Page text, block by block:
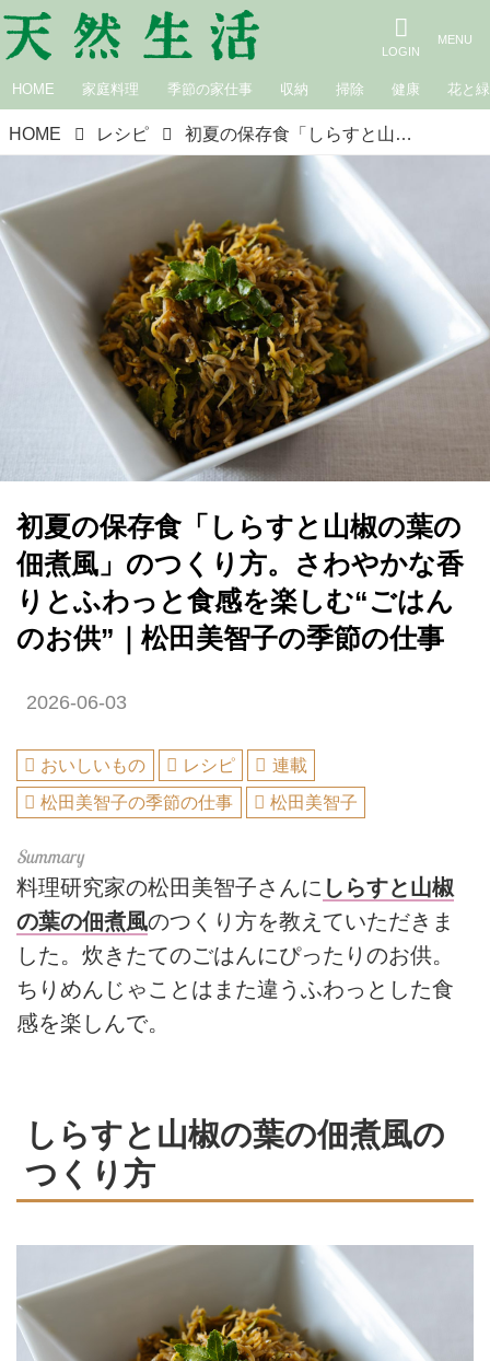
HOME 家庭料理 季節の家仕事 収納 掃除 健康 花と緑
HOME レシピ 初夏の保存食「しらすと山椒の葉の佃煮風」のつくり方。さわやかな香りとふわっと食感を楽しむ“ごはんのお供”｜松田美智子の季節の仕事
初夏の保存食「しらすと山椒の葉の
佃煮風」のつくり方。さわやかな香
りとふわっと食感を楽しむ“ごはん
のお供”｜松田美智子の季節の仕事
2026-06-03
おいしいもの レシピ
連載
松田美智子の季節の仕事
松田美智子
料理研究家の松田美智子さんに しらすと山椒
の葉の佃煮風のつくり方を教えていただきま
した。炊きたてのごはんにぴったりのお供。
ちりめんじゃことはまた違うふわっとした食
感を楽しんで。
しらすと山椒の葉の佃煮風の
つくり方